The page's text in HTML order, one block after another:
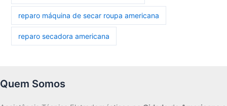
reparo máquina de secar roupa americana
reparo secadora americana
Quem Somos